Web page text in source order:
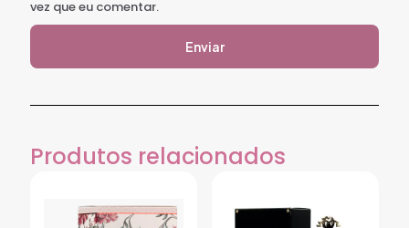
vez que eu comentar.
Produtos relacionados